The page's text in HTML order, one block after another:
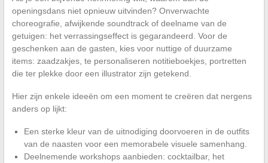
openingsdans niet opnieuw uitvinden? Onverwachte
choreografie, afwijkende soundtrack of deelname van de
getuigen: het verrassingseffect is gegarandeerd. Voor de
geschenken aan de gasten, kies voor nuttige of duurzame
items: zaadzakjes, te personaliseren notitieboekjes, portretten
die ter plekke door een illustrator zijn getekend.
Hier zijn enkele ideeën om een moment te creëren dat nergens
anders op lijkt:
Een sterke kleur van de uitnodiging doorvoeren in de outfits
van de naasten voor een memorabele visuele samenhang.
Deelnemende workshops aanbieden: cocktailbar, het